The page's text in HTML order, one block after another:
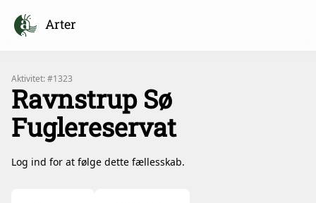
Arter
Aktivitet: #1323
Ravnstrup Sø
Fuglereservat
Log ind for at følge dette fællesskab.